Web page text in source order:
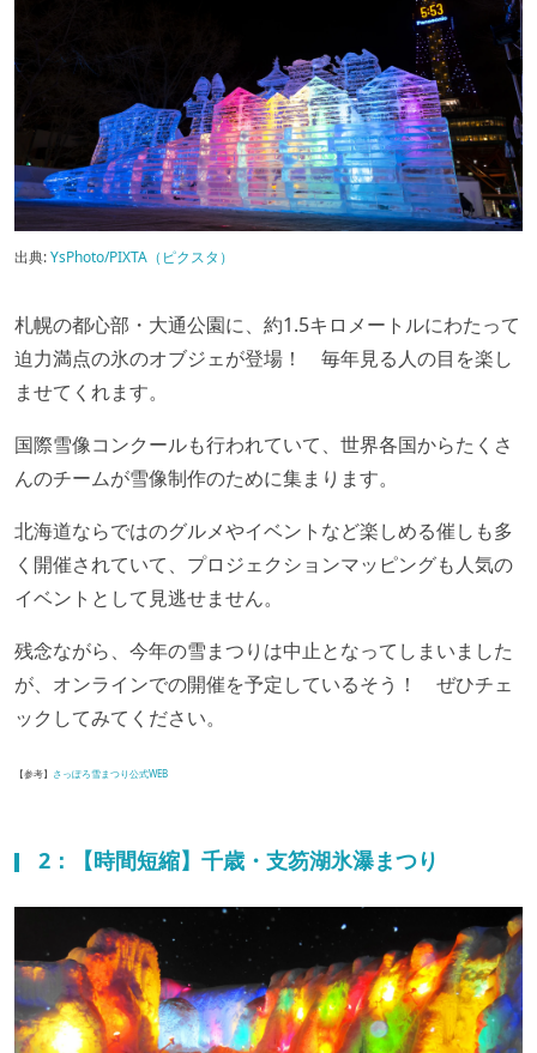
出典:YsPhoto/PIXTA（ピクスタ）
札幌の都心部・大通公園に、約1.5キロメートルにわたって
迫力満点の氷のオブジェが登場！ 毎年見る人の目を楽し
ませてくれます。
国際雪像コンクールも行われていて、世界各国からたくさ
んのチームが雪像制作のために集まります。
北海道ならではのグルメやイベントなど楽しめる催しも多
く開催されていて、プロジェクションマッピングも人気の
イベントとして見逃せません。
残念ながら、今年の雪まつりは中止となってしまいました
が、オンラインでの開催を予定しているそう！ ぜひチェ
ックしてみてください。
【参考】 さっぽろ雪まつり公式WEB
2：【時間短縮】千歳・支笏湖氷瀑まつり